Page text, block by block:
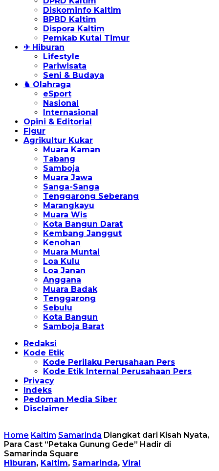
Diskominfo Kaltim
BPBD Kaltim
Dispora Kaltim
Pemkab Kutai Timur
✈ Hiburan
Lifestyle
Pariwisata
Seni & Budaya
♞ Olahraga
eSport
Nasional
Internasional
Opini & Editorial
Figur
Agrikultur Kukar
Muara Kaman
Tabang
Samboja
Muara Jawa
Sanga-Sanga
Tenggarong Seberang
Marangkayu
Muara Wis
Kota Bangun Darat
Kembang Janggut
Kenohan
Muara Muntai
Loa Kulu
Loa Janan
Anggana
Muara Badak
Tenggarong
Sebulu
Kota Bangun
Samboja Barat
Redaksi
Kode Etik
Kode Perilaku Perusahaan Pers
Kode Etik Internal Perusahaan Pers
Privacy
Indeks
Pedoman Media Siber
Disclaimer
Home Kaltim Samarinda Diangkat dari Kisah Nyata,
Para Cast “Petaka Gunung Gede” Hadir di
Samarinda Square
Hiburan, Kaltim, Samarinda, Viral